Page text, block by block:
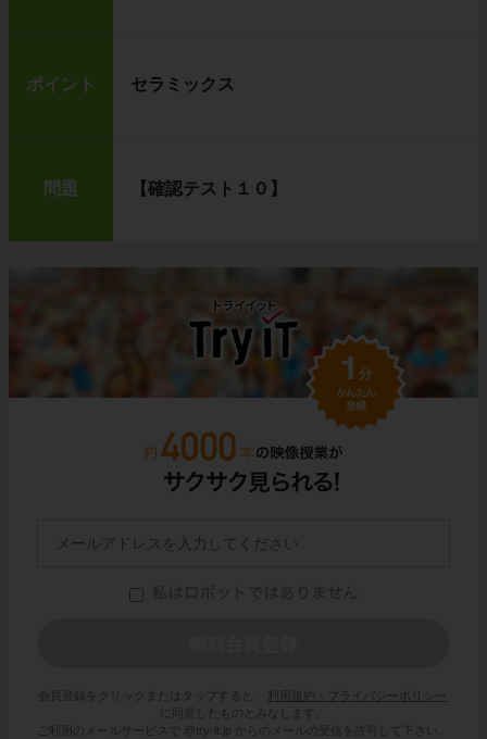
ポイント セラミックス
問題 【確認テスト１０】
会員登録をクリックまたはタップすると、
利用規約・プライバシーポリシー
に同意したものとみなします。
ご利用のメールサービスで @try-it.jp からのメールの受信を許可して下さい。